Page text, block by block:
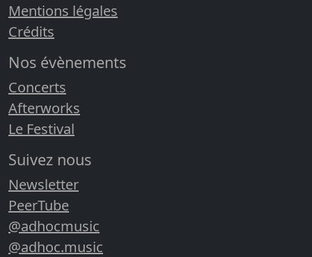
Mentions légales
Crédits
Nos évènements
Concerts
Afterworks
Le Festival
Suivez nous
Newsletter
PeerTube
@adhocmusic
@adhoc.music